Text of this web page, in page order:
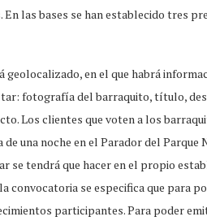
las bases se han establecido tres
geolocalizado, en el que habrá
fotografía del barraquito, título,
Los clientes que voten a los
una noche en el Parador del Parque
se tendrá que hacer en el propio
convocatoria se especifica que para
participantes. Para poder